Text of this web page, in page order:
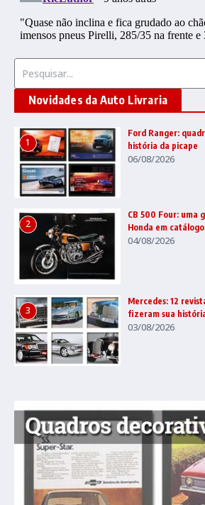
Novidades da Auto Livraria
1
Ford Ranger:
história da picape
06/08/2026
2
CB 500 Four: uma
Honda em catálogo
04/08/2026
3
Mercedes: 12
fizeram sua
03/08/2026